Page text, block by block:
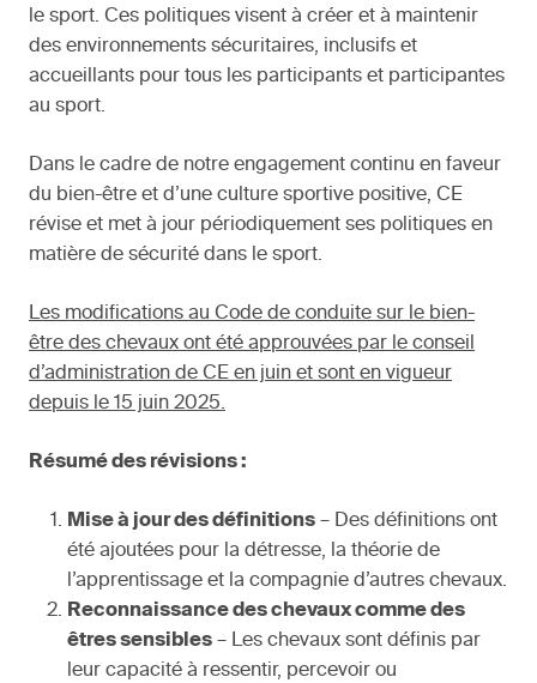
le sport. Ces politiques visent à créer et à maintenir
des environnements sécuritaires, inclusifs et
accueillants pour tous les participants et participantes
au sport.
Dans le cadre de notre engagement continu en faveur
du bien-être et d’une culture sportive positive, CE
révise et met à jour périodiquement ses politiques en
matière de sécurité dans le sport.
Les modifications au Code de conduite sur le bien-
être des chevaux ont été approuvées par le conseil
d’administration de CE en juin et sont en vigueur
depuis le 15 juin 2025.
Résumé des révisions :
Mise à jour des définitions – Des définitions ont
été ajoutées pour la détresse, la théorie de
l’apprentissage et la compagnie d’autres chevaux.
Reconnaissance des chevaux comme des
êtres sensibles – Les chevaux sont définis par
leur capacité à ressentir, percevoir ou